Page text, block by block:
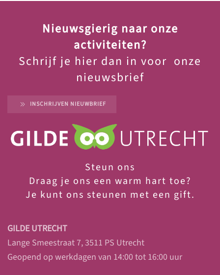
Nieuwsgierig naar onze
activiteiten?
Schrijf je hier dan in voor onze
nieuwsbrief
INSCHRIJVEN NIEUWBRIEF
Steun ons
Draag je ons een warm hart toe?
Je kunt ons steunen met een gift.
GILDE UTRECHT
Lange Smeestraat 7, 3511 PS Utrecht
Geopend op werkdagen van 14:00 tot 16:00 uur